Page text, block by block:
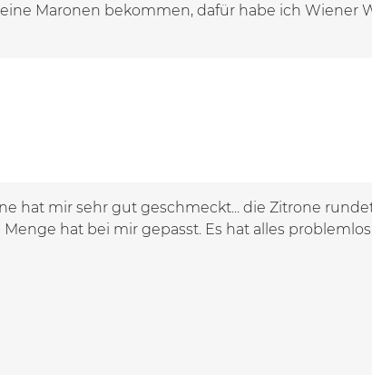
Maronen bekommen, dafür habe ich Wiener
hat mir sehr gut geschmeckt... die Zitrone
hat bei mir gepasst. Es hat alles